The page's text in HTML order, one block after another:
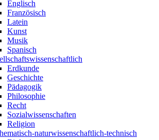
Englisch
Französisch
Latein
Kunst
Musik
Spanisch
Erdkunde
Geschichte
Pädagogik
Philosophie
Recht
Sozialwissenschaften
Religion
naturwissenschaftlich-technisch